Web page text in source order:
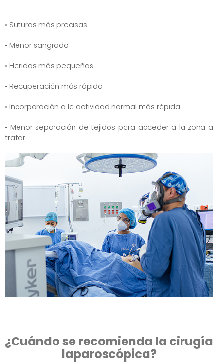
• Suturas más precisas
• Menor sangrado
• Heridas más pequeñas
• Recuperación más rápida
• Incorporación a la actividad normal más rápida
• Menor separación de tejidos para acceder a la zona a
tratar
¿Cuándo se recomienda la cirugía
laparoscópica?